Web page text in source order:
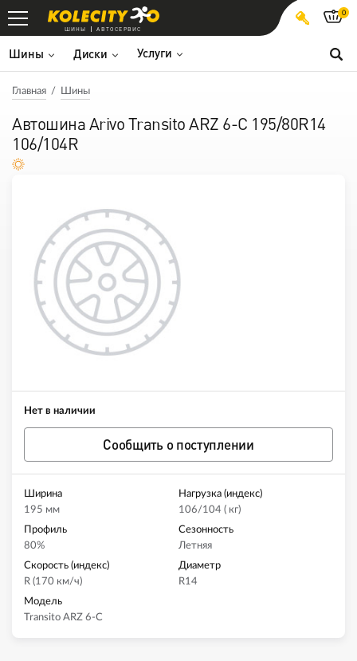
ШИНЫ АВТОСЕРВИС
Шины Диски Услуги
0
Главная Шины
Автошина Arivo Transito ARZ 6-C 195/80R14
106/104R
Нет в наличии
Сообщить о поступлении
Ширина
195 мм
Нагрузка (индекс)
106/104 ( кг)
Профиль
80%
Сезонность
Летняя
Скорость (индекс)
R (170 км/ч)
Диаметр
R14
Модель
Transito ARZ 6-C